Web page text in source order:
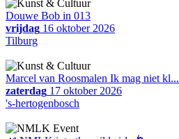
Douwe Bob in 013
vrijdag 16 oktober 2026
Tilburg
Marcel van Roosmalen Ik mag niet kl...
zaterdag 17 oktober 2026
's-hertogenbosch